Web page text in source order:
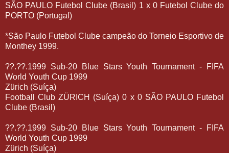
SÃO PAULO Futebol Clube (Brasil) 1 x 0 Futebol Clube do
PORTO (Portugal)
*São Paulo Futebol Clube campeão do Torneio Esportivo de
Monthey 1999.
??.??.1999 Sub-20 Blue Stars Youth Tournament - FIFA
World Youth Cup 1999
Zürich (Suíça)
Football Club ZÜRICH (Suíça) 0 x 0 SÃO PAULO Futebol
Clube (Brasil)
??.??.1999 Sub-20 Blue Stars Youth Tournament - FIFA
World Youth Cup 1999
Zürich (Suíça)